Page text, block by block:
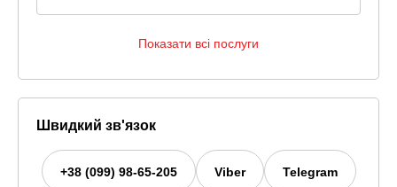
Показати всі послуги
Швидкий зв'язок
+38 (099) 98-65-205 Viber Telegram